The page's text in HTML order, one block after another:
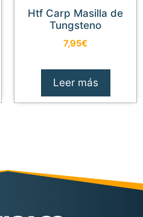
Htf Carp Masilla de
Tungsteno
7,95€
Leer más